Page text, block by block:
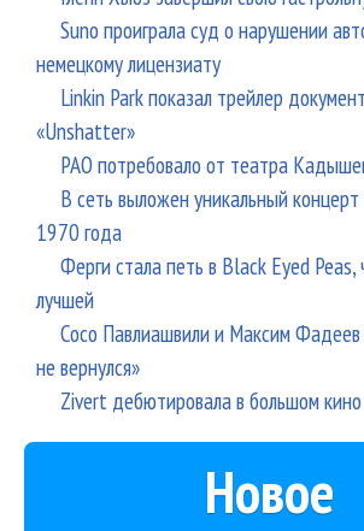
Suno проиграла суд о нарушении
немецкому лицензиату
Linkin Park показал трейлер
«Unshatter»
РАО потребовало от театра
В сеть выложен уникальный
1970 года
Ферги стала петь в Black Eyed Peas,
лучшей
Сосо Павлиашвили и Максим Фадеев
не вернулся»
Zivert дебютировала в большом кино
Новое